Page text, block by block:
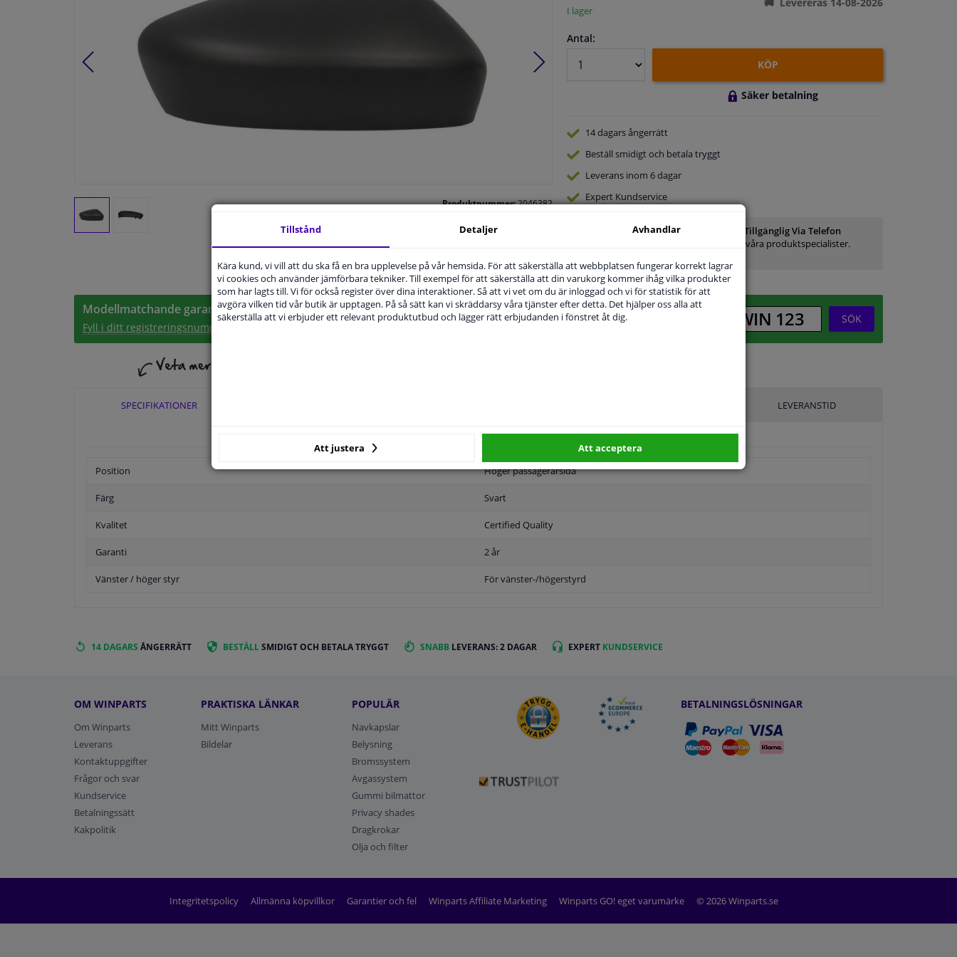
Produktnummer:2046382
EAN:5901655514650
I lager
Antal:
KÖP
Säker betalning
14 dagarsångerrätt
Beställ smidigt och betala tryggt
Leverans inom 6 dagar
Expert Kundservice
Kundservice:
Inte Tillgänglig Via Telefon
Ställ din fråga hos våra produktspecialister.
Modellmatchande garanti, Hitta rätt bildelar.
Fyll i ditt registreringsnummer Välj din bil
SÖK
SPECIFIKATIONER LEVERANSTID
Position Höger passagerarsida
Färg Svart
Kvalitet Certified Quality
Garanti 2 år
Vänster / höger styr För vänster-/högerstyrd
14 DAGARS ÅNGERRÄTT BESTÄLLSMIDIGT OCH BETALA TRYGGT SNABB LEVERANS: 2 DAGAR EXPERT KUNDSERVICE
OM WINPARTS
Om Winparts
Leverans
Kontaktuppgifter
Frågor och svar
Kundservice
Betalningssätt
Kakpolitik
PRAKTISKA LÄNKAR
Mitt Winparts
Bildelar
POPULÄR
Navkapslar
Belysning
Bromssystem
Avgassystem
Gummi bilmattor
Privacy shades
Dragkrokar
Olja och filter
BETALNINGSLÖSNINGAR
Integritetspolicy Allmänna köpvillkor Garantier och fel Winparts Affiliate Marketing Winparts GO! eget varumärke © 2026 Winparts.se
Tillstånd Detaljer Avhandlar
Kära kund, vi vill att du ska få en bra upplevelse på vår hemsida. För att säkerställa att webbplatsen fungerar korrekt lagrar
vi cookies och använder jämförbara tekniker. Till exempel för att säkerställa att din varukorg kommer ihåg vilka produkter
som har lagts till. Vi för också register över dina interaktioner. Så att vi vet om du är inloggad och vi för statistik för att
avgöra vilken tid vår butik är upptagen. På så sätt kan vi skräddarsy våra tjänster efter detta. Det hjälper oss alla att
säkerställa att vi erbjuder ett relevant produktutbud och lägger rätt erbjudanden i fönstret åt dig.
Att justera Att acceptera